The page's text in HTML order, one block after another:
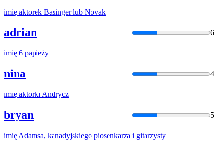
imię aktorek Basinger lub Novak
adrian 6
imię 6 papieży
nina 4
imię aktorki Andrycz
bryan 5
imię Adamsa, kanadyjskiego piosenkarza i gitarzysty